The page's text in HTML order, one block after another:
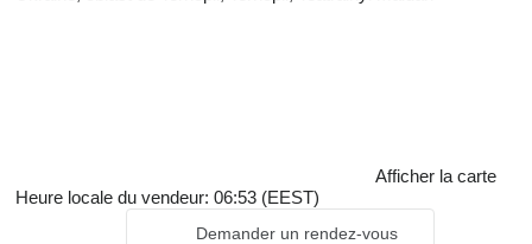
Afficher la carte
Heure locale du vendeur: 06:53 (EEST)
Demander un rendez-vous